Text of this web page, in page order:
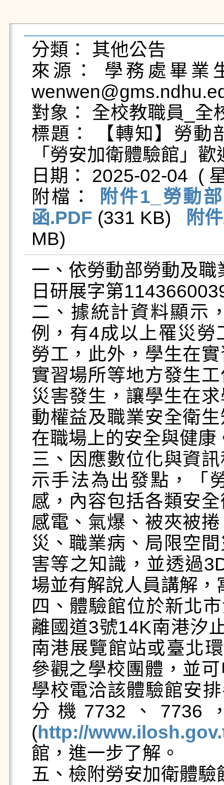
分類： 其他公告
來源： 學務處畢業
對象： 全校教職員_全
標題： 【轉知】勞動
「勞安加衛體驗館」
日期： 2025-02-04  (
附檔：
附件1_勞動
函.PDF (331 KB)
附
MB)
一、依勞動部勞動及
日研展字第
二、據統計資料顯示
例，有4成以上罹災勞
勞工，此外，學生在
實習場所等地方發生
災害發生，讓學生在
動權益及職業安全衛
在職場上的安全與健康
三、因應數位化與資
示手法為出發點，「
感，內容包括各類安
感電、氣爆、被夾被
災、職業病、局限空
害等之知識，並透過
場並有解說人員講解，
四、體驗館位於新北
離國道3號14K南港汐
南港展覽館站或臺北
參觀之學校團體，並
學校電洽該體驗館安
分機7732、
(http://
館，進一步了解。
五、檢附勞安加衛體